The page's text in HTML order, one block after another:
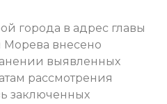
города в адрес главы
Морева внесено
выявленных
рассмотрения
заключенных